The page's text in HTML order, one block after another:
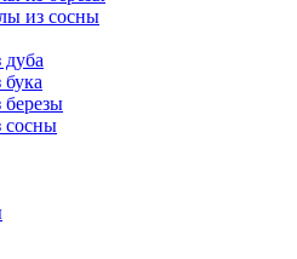
из сосны
сосны